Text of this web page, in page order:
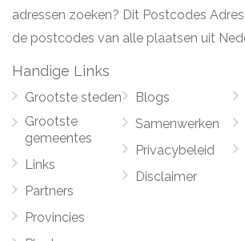
adressen zoeken? Dit Postcodes
de postcodes van alle plaatsen uit
Handige Links
Grootste steden
Grootste
gemeentes
Links
Partners
Provincies
Blogs
Samenwerken
Privacybeleid
Disclaimer